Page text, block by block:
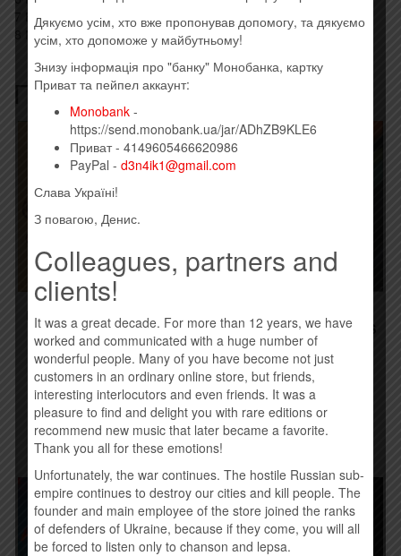
7 Боже Великий, Єдиний 2:40
8 Многая Літа 2:07
Похожие товары
RIFFMASTER – КОТЛЕТА
ПО-КИЕВСКИ (2015)
190,00грн.
Купить
ПЕТР ЧЕРНЯВСКИЙ –
PETER AND THE WOLVES
EP (2015)
250,00грн.
Купить
Дякуємо усім, хто вже пропонував допомогу, та дякуємо
усім, хто допоможе у майбутньому!
Знизу інформація про "банку" Монобанка, картку
Приват та пейпел аккаунт:
Monobank -
https://send.monobank.ua/jar/ADhZB9KLE6
Приват - 4149605466620986
PayPal - d3n4ik1@gmail.com
Слава Україні!
З повагою, Денис.
Colleagues, partners and
clients!
It was a great decade. For more than 12 years, we have
worked and communicated with a huge number of
wonderful people. Many of you have become not just
customers in an ordinary online store, but friends,
interesting interlocutors and even friends. It was a
pleasure to find and delight you with rare editions or
recommend new music that later became a favorite.
Thank you all for these emotions!
Unfortunately, the war continues. The hostile Russian sub-
empire continues to destroy our cities and kill people. The
founder and main employee of the store joined the ranks
of defenders of Ukraine, because if they come, you will all
be forced to listen only to chanson and lepsa.